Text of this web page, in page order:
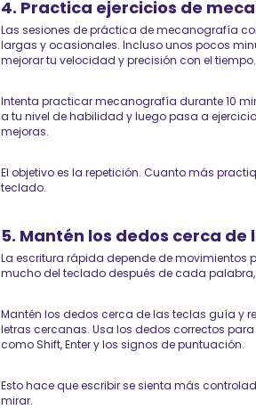
4. Practica ejercicios de
Las sesiones de práctica de mecanografía
largas y ocasionales. Incluso unos pocos
mejorar tu velocidad y precisión con el tiempo.
Intenta practicar mecanografía durante 10
a tu nivel de habilidad y luego pasa a
mejoras.
El objetivo es la repetición. Cuanto más
teclado.
5. Mantén los dedos cerca de
La escritura rápida depende de movimientos
mucho del teclado después de cada
Mantén los dedos cerca de las teclas guía y
letras cercanas. Usa los dedos correctos
como Shift, Enter y los signos de puntuación.
Esto hace que escribir se sienta más
mirar.